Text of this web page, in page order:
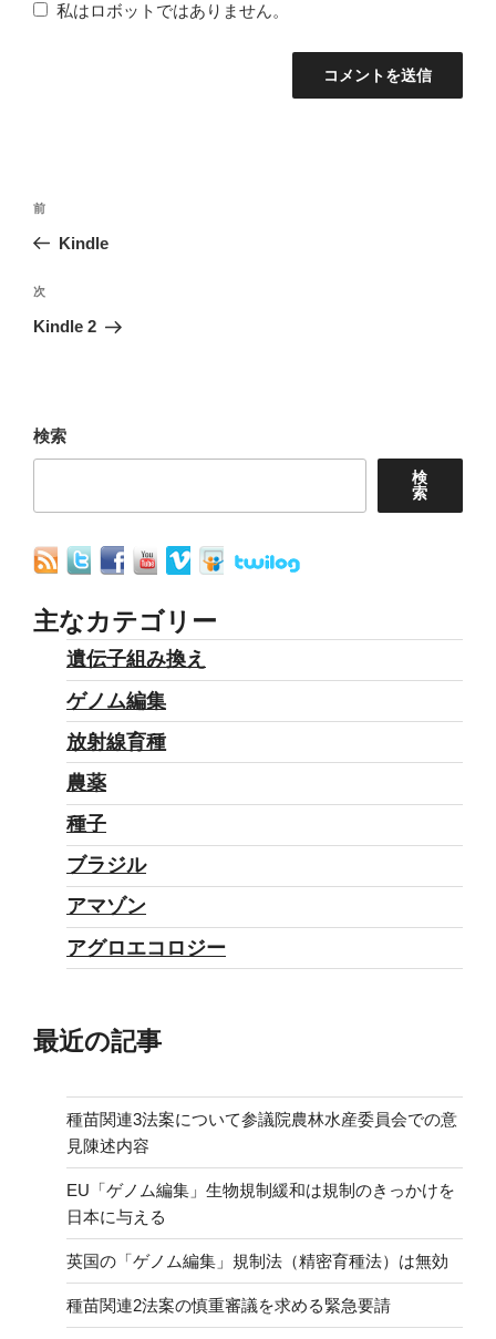
私はロボットではありません。
投
稿
ビ
ゲ
ョ
前
の
稿
前
Kindle
次
の
次
Kindle 2
検索
検
索
主なカテゴリー
遺伝子組み換え
ゲノム編集
放射線育種
農薬
種子
ブラジル
アマゾン
アグロエコロジー
最近の記事
種苗関連3法案について参議院農林水産委員会での意
見陳述内容
EU「ゲノム編集」生物規制緩和は規制のきっかけを
日本に与える
英国の「ゲノム編集」規制法（精密育種法）は無効
種苗関連2法案の慎重審議を求める緊急要請